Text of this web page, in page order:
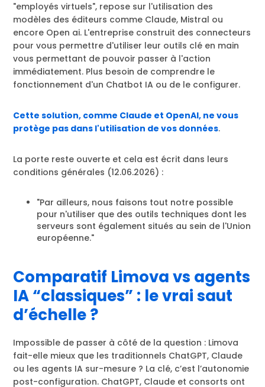
"employés virtuels", repose sur l'utilisation des
modèles des éditeurs comme Claude, Mistral ou
encore Open ai. L'entreprise construit des connecteurs
pour vous permettre d'utiliser leur outils clé en main
vous permettant de pouvoir passer à l'action
immédiatement. Plus besoin de comprendre le
fonctionnement d'un Chatbot IA ou de le configurer.
Cette solution, comme Claude et OpenAI, ne vous
protège pas dans l'utilisation de vos données.
La porte reste ouverte et cela est écrit dans leurs
conditions générales (12.06.2026) :
"Par ailleurs, nous faisons tout notre possible
pour n'utiliser que des outils techniques dont les
serveurs sont également situés au sein de l'Union
européenne."
Comparatif Limova vs agents
IA “classiques” : le vrai saut
d’échelle ?
Impossible de passer à côté de la question : Limova
fait-elle mieux que les traditionnels ChatGPT, Claude
ou les agents IA sur-mesure ? La clé, c’est l’autonomie
post-configuration. ChatGPT, Claude et consorts ont